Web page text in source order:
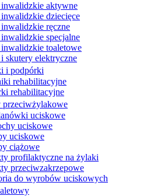
aktywne
dziecięce
ręczne
specjalne
toaletowe
skutery elektryczne
i podpórki
rehabilitacyjne
rehabilitacyjne
przeciwżylakowe
uciskowe
uciskowe
uciskowe
ciążowe
profilaktyczne na żylaki
przeciwzakrzepowe
do wyrobów uciskowych